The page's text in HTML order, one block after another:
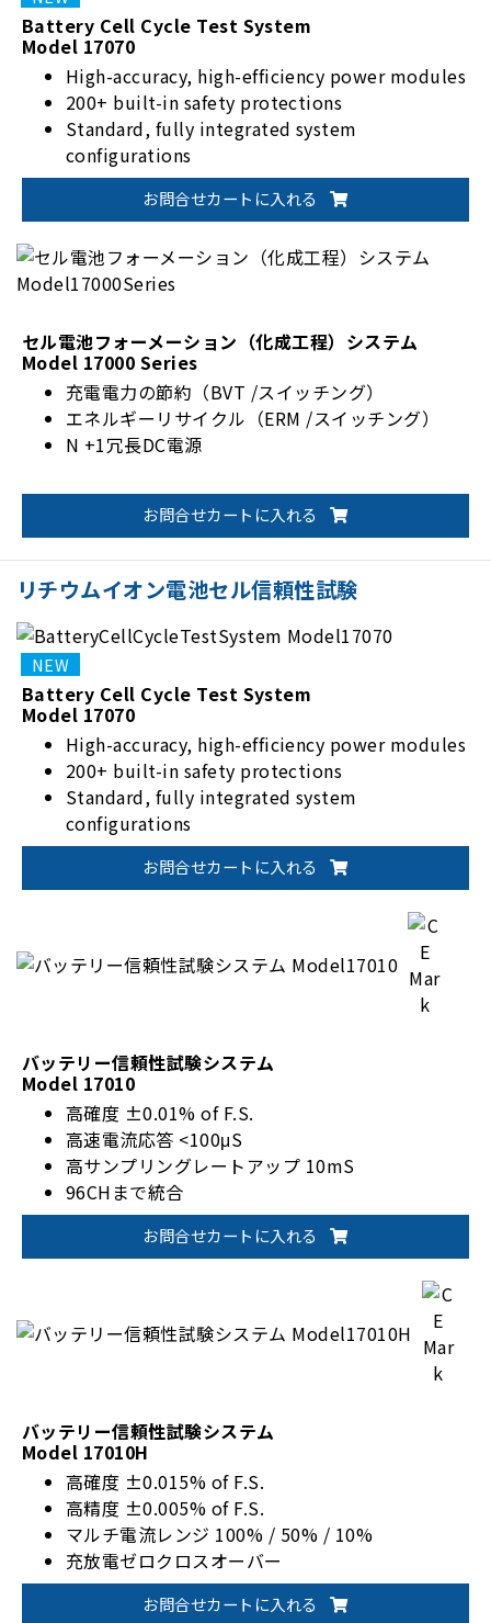
Battery Cell Cycle Test System
Model 17070
High-accuracy, high-efficiency power modules
200+ built-in safety protections
Standard, fully integrated system
configurations
Flexible fixture options to meet
customization needs
お問合せカートに入れる
セル電池フォーメーション（化成工程）システム
Model 17000 Series
充電電力の節約（BVT /スイッチング）
エネルギーリサイクル（ERM /スイッチング）
N +1冗長DC電源
お問合せカートに入れる
リチウムイオン電池セル信頼性試験
Battery Cell Cycle Test System
Model 17070
High-accuracy, high-efficiency power modules
200+ built-in safety protections
Standard, fully integrated system
configurations
Flexible fixture options to meet
customization needs
お問合せカートに入れる
バッテリー信頼性試験システム
Model 17010
高確度 ±0.01% of F.S.
高速電流応答 <100μS
高サンプリングレートアップ 10mS
96CHまで統合
最大 1200A のチャネル並列出力
お問合せカートに入れる
バッテリー信頼性試験システム
Model 17010H
高確度 ±0.015% of F.S.
高精度 ±0.005% of F.S.
マルチ電流レンジ 100% / 50% / 10%
充放電ゼロクロスオーバー
200%パルス電流出力機能
二重電圧保護機能お問合せカートに入れる